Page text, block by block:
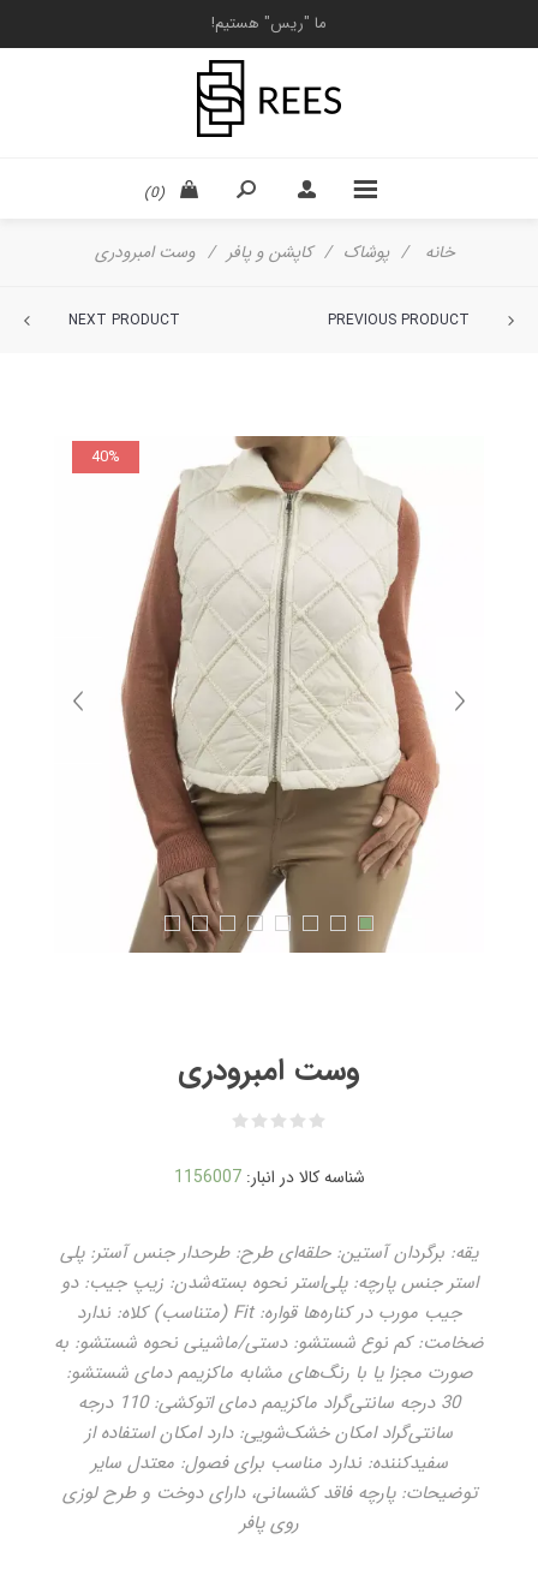
ما "ریس" هستیم!
(0)
خانه / پوشاک / کاپشن و پافر / وست امبرودری
PREVIOUS PRODUCT
NEXT PRODUCT
40%
وست امبرودری
شناسه کالا در انبار: 1156007
یقه: برگردان آستین: حلقه‌ای طرح: طرحدار جنس آستر: پلی
استر جنس پارچه: پلی‌استر نحوه بسته‌شدن: زیپ جیب: دو
جیب مورب در کناره‌ها قواره: Fit (متناسب) کلاه: ندارد
ضخامت: کم نوع شستشو: دستی/ماشینی نحوه شستشو: به
صورت مجزا یا با رنگ‌های مشابه ماکزیمم دمای شستشو:
30 درجه سانتی‌گراد ماکزیمم دمای اتوکشی: 110 درجه
سانتی‌گراد امکان خشک‌شویی: دارد امکان استفاده از
سفیدکننده: ندارد مناسب برای فصول: معتدل سایر
توضیحات: پارچه فاقد کشسانی، دارای دوخت و طرح لوزی
روی پافر